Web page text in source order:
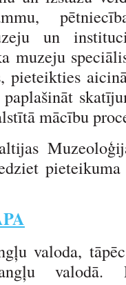
un
muzeju
pieteikties
mācību
valoda,
valodā.